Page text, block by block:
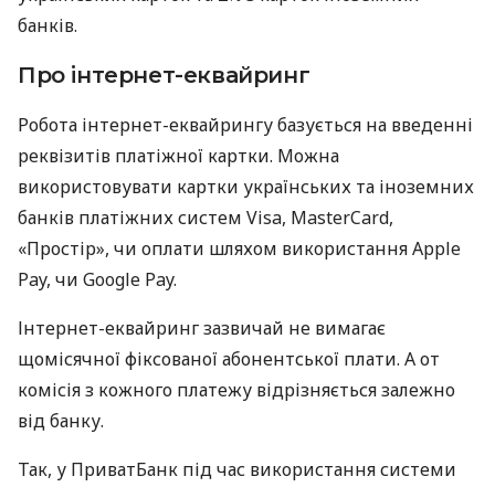
банків.
Про інтернет-еквайринг
Робота інтернет-еквайрингу базується на введенні
реквізитів платіжної картки. Можна
використовувати картки українських та іноземних
банків платіжних систем Visa, MasterCard,
«Простір», чи оплати шляхом використання Apple
Pay, чи Google Pay.
Інтернет-еквайринг зазвичай не вимагає
щомісячної фіксованої абонентської плати. А от
комісія з кожного платежу відрізняється залежно
від банку.
Так, у ПриватБанк під час використання системи